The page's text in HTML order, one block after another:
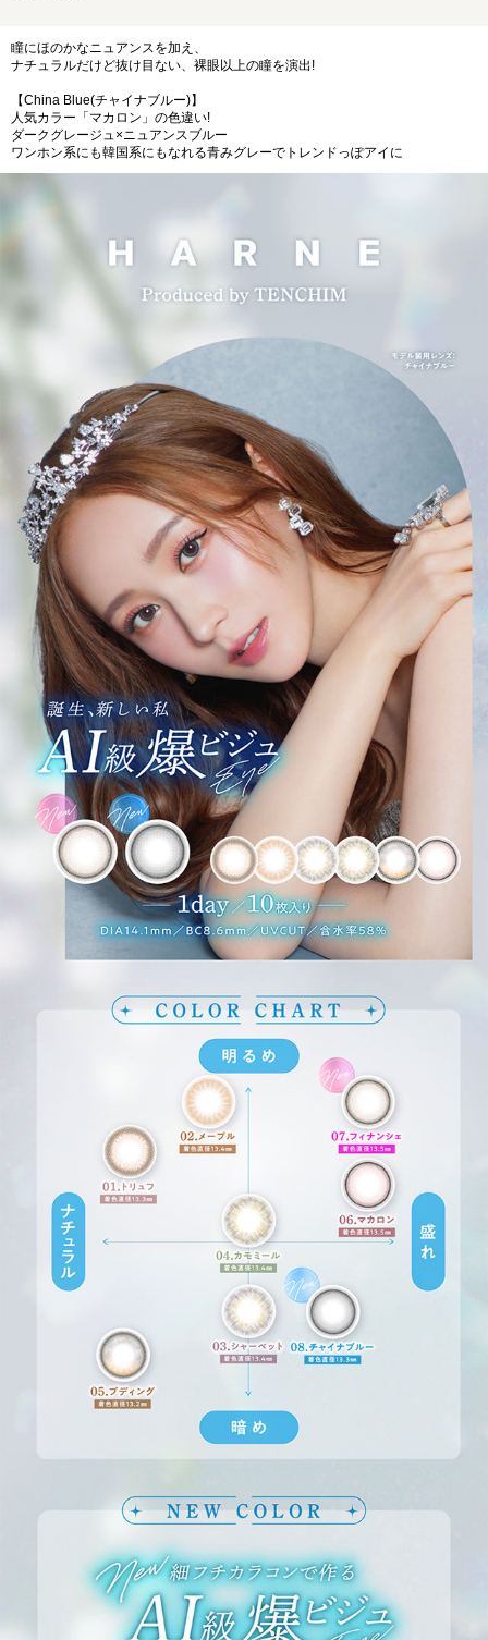
瞳にほのかなニュアンスを加え、
ナチュラルだけど抜け目ない、裸眼以上の瞳を演出!
【China Blue(チャイナブルー)】
人気カラー「マカロン」の色違い!
ダークグレージュ×ニュアンスブルー
ワンホン系にも韓国系にもなれる青みグレーでトレンドっぽアイに